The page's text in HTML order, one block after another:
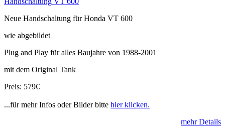
Neue Handschaltung für Honda VT 600
wie abgebildet
Plug and Play für alles Baujahre von 1988-2001
mit dem Original Tank
Preis: 579€
...für mehr Infos oder Bilder bitte hier klicken.
mehr Details